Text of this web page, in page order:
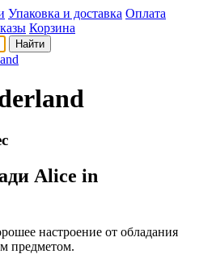
Упаковка и доставка Оплата
Корзина
Alice in
настроение от обладания
предметом.